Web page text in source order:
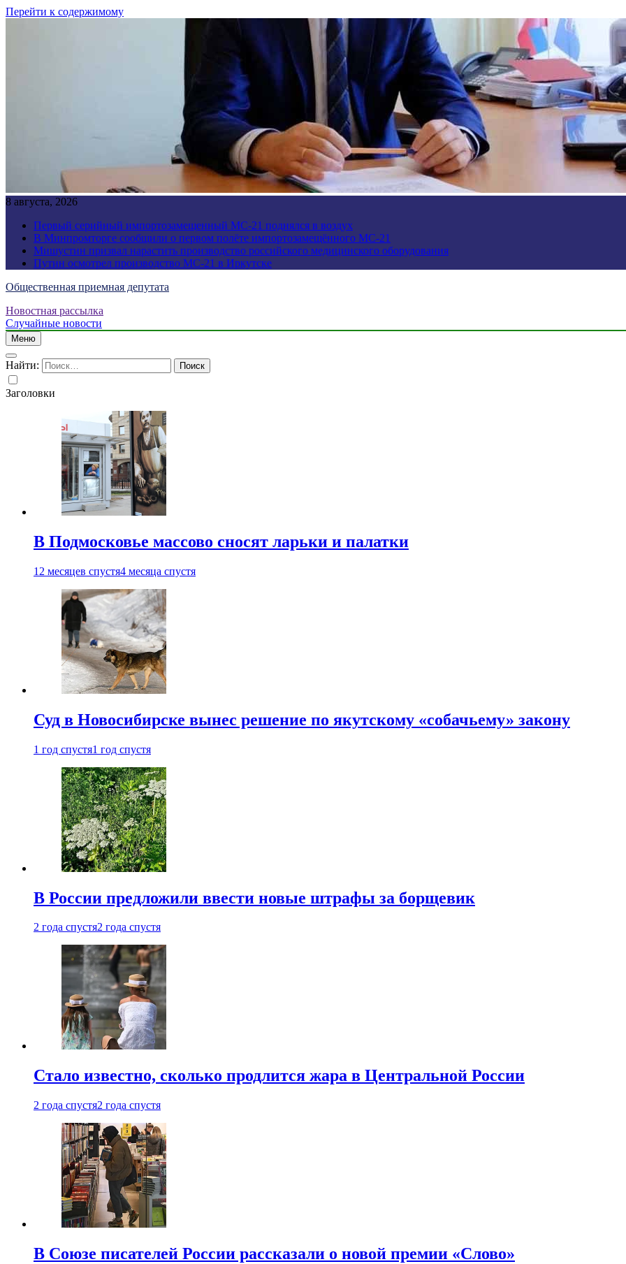
Перейти к содержимому
8 августа, 2026
Первый серийный импортозамещенный МС-21 поднялся в воздух
В Минпромторге сообщили о первом полёте импортозамещённого МС-21
Мишустин призвал нарастить производство российского медицинского оборудования
Путин осмотрел производство МС-21 в Иркутске
Общественная приемная депутата
Новостная рассылка
Случайные новости
Меню
Найти:
Заголовки
В Подмосковье массово сносят ларьки и палатки
12 месяцев спустя4 месяца спустя
Суд в Новосибирске вынес решение по якутскому «собачьему» закону
1 год спустя1 год спустя
В России предложили ввести новые штрафы за борщевик
2 года спустя2 года спустя
Стало известно, сколько продлится жара в Центральной России
2 года спустя2 года спустя
В Союзе писателей России рассказали о новой премии «Слово»